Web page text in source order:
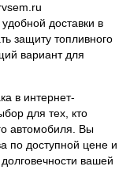
доставки в
защиту топливного
вариант для
в интернет-
для тех, кто
автомобиля. Вы
по доступной цене и
вашей